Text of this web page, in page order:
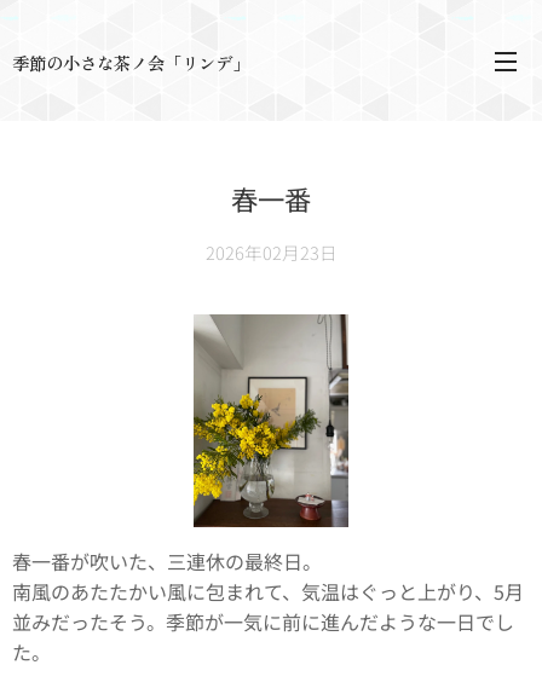
季節の小さな茶ノ会「リンデ」
春一番
2026年02月23日
春一番が吹いた、三連休の最終日。
南風のあたたかい風に包まれて、気温はぐっと上がり、5月
並みだったそう。季節が一気に前に進んだような一日でし
た。